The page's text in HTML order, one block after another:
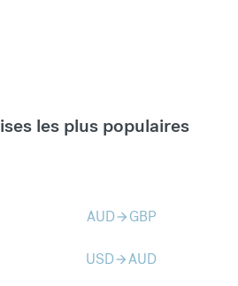
les plus populaires
AUDarrow_forward GBP
USDarrow_forwardAUD